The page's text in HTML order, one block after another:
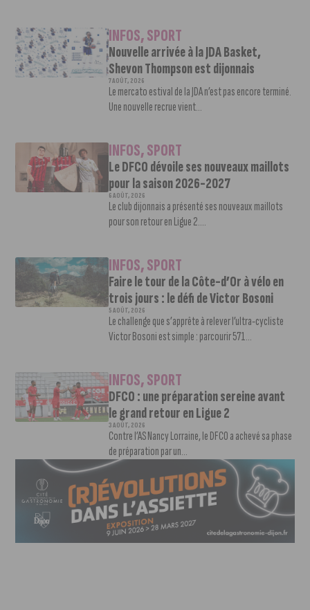
INFOS,SPORT
Nouvelle arrivée à la JDA Basket,
Shevon Thompson est dijonnais
7 AOÛT, 2026
Le mercato estival de la JDA n’est pas encore terminé.
Une nouvelle recrue vient...
INFOS,SPORT
Le DFCO dévoile ses nouveaux maillots
pour la saison 2026-2027
6 AOÛT, 2026
Le club dijonnais a présenté ses nouveaux maillots
pour son retour en Ligue 2....
INFOS,SPORT
Faire le tour de la Côte-d’Or à vélo en
trois jours : le défi de Victor Bosoni
5 AOÛT, 2026
Le challenge que s’apprête à relever l’ultra-cycliste
Victor Bosoni est simple : parcourir 571...
INFOS,SPORT
DFCO : une préparation sereine avant
le grand retour en Ligue 2
3 AOÛT, 2026
Contre l’AS Nancy Lorraine, le DFCO a achevé sa phase
de préparation par un...